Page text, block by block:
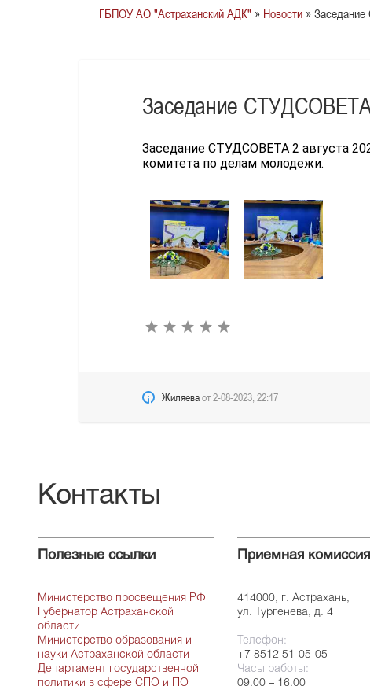
ГБПОУ АО "Астраханский АДК" » Новости»
Заседание
Заседание СТУДСОВЕТА 2 августа
комитета по делам молодежи.
Жиляеваот2-08-2023, 22:17
Контакты
Полезные ссылки
Министерство просвещения РФ
Губернатор Астраханской
области
Министерство образования и
науки Астраханской области
Департамент государственной
политики в сфере СПО и ПО
Приемная комиссия
414000, г. Астрахань,
ул. Тургенева, д. 4
Телефон:
+7 8512 51-05-05
Часы работы:
09.00 – 16.00